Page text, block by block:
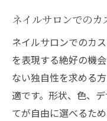
ネイルサロンでのカ
ネイルサロンでのカ
を表現する絶好の機
ない独自性を求める
適です。形状、色、
てが自由に選べるた